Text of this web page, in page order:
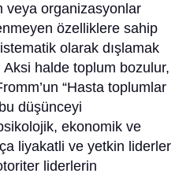
veya organizasyonlar
özelliklere sahip
olarak dışlamak
halde toplum bozulur,
“Hasta toplumlar
düşünceyi
ekonomik ve
liyakatli ve yetkin liderler
liderlerin